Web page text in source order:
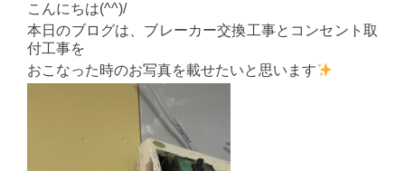
こんにちは(^^)/
本日のブログは、ブレーカー交換工事とコンセント取
付工事を
おこなった時のお写真を載せたいと思います